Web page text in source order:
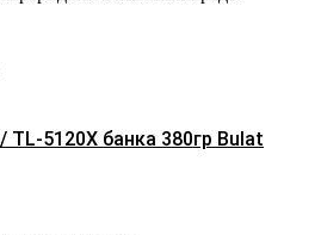
TL-5120X банка 380гр Bulat